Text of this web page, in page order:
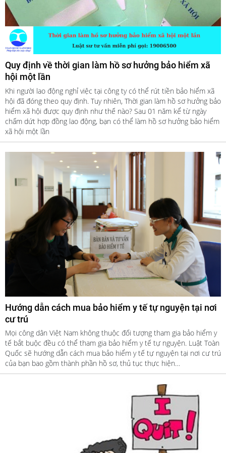
Quy định về thời gian làm hồ sơ hưởng bảo hiểm xã
hội một lần
Khi người lao động nghỉ việc tại công ty có thể rút tiền bảo hiểm xã
hội đã đóng theo quy định. Tuy nhiên, Thời gian làm hồ sơ hưởng bảo
hiểm xã hội được quy định như thế nào? Sau 01 năm kể từ ngày
chấm dứt hợp đồng lao động, bạn có thể làm hồ sơ hưởng bảo hiểm
xã hội một lần
Hướng dẫn cách mua bảo hiểm y tế tự nguyện tại nơi
cư trú
Mọi công dân Việt Nam không thuộc đối tượng tham gia bảo hiểm y
tế bắt buộc đều có thể tham gia bảo hiểm y tế tự nguyện. Luật Toàn
Quốc sẽ hướng dẫn cách mua bảo hiểm y tế tự nguyện tại nơi cư trú
của bạn bao gồm thành phần hồ sơ, thủ tục thực hiện…